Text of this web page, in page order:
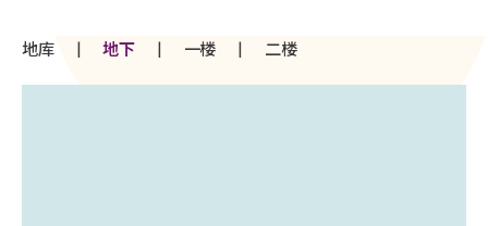
地库 | 地下 | 一楼 | 二楼